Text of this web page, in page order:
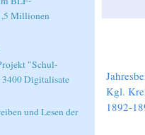
Kgl.
1892-
Millionen
"Schul-
3400 Digitalisate
und Lesen der